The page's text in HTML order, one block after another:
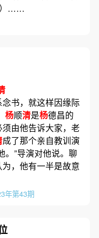
）……
书，就这样因缘际
杨顺清是杨德昌的
由他告诉大家，老
成了那个亲自教训演
。”导演对他说。聊
为，他有一半是故意
年第43期